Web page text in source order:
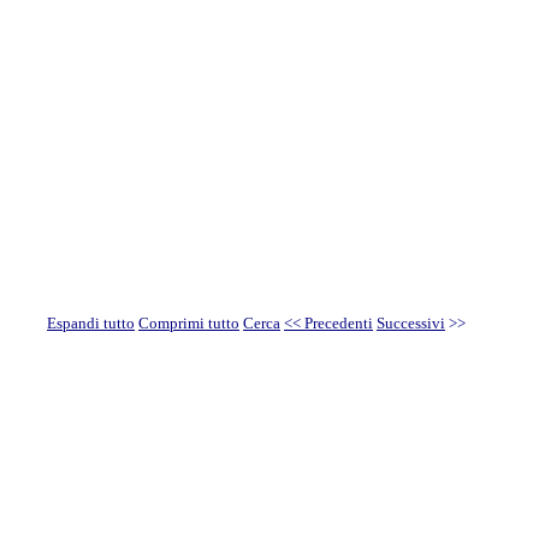
Espandi tutto Comprimi tutto Cerca << Precedenti Successivi >>